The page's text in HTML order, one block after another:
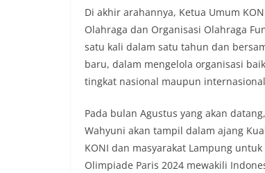
Di akhir arahannya, Ketua Umum
Olahraga dan Organisasi Olahraga
satu kali dalam satu tahun dan
baru, dalam mengelola organisasi
tingkat nasional maupun
Pada bulan Agustus yang akan
Wahyuni akan tampil dalam ajang
KONI dan masyarakat Lampung
Olimpiade Paris 2024 mewakili